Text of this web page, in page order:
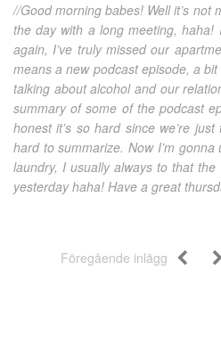
//Good morning babes! Well it’s not
the day with a long meeting, haha!
again, I’ve truly missed our
means a new podcast episode, a
talking about alcohol and our
summary of some of the podcast
honest it’s so hard since we’re
hard to summarize. Now I’m
laundry, I usually always to that
yesterday haha! Have a great
Föregående inlägg